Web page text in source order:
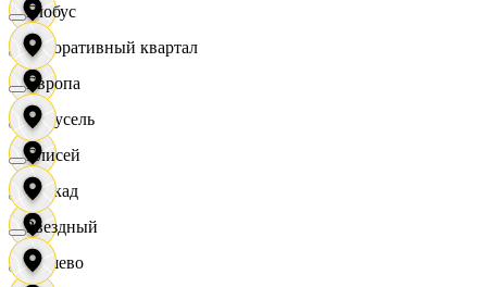
Декоративный квартал
Карусель
Каскад
Дёшево
Глобус
Европа
Елисей
Звездный